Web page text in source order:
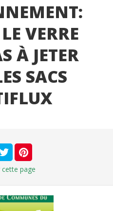
VERRE
À JETER
SACS
cette page